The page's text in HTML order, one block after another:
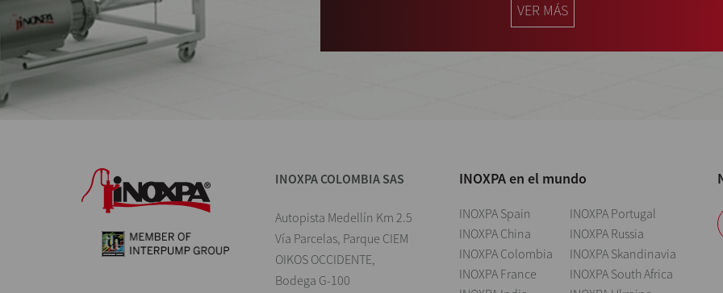
VER MÁS
INOXPA COLOMBIA SAS
Autopista Medellín Km 2.5
Vía Parcelas, Parque CIEM
OIKOS OCCIDENTE,
Bodega G-100
INOXPA en el mundo
INOXPA Spain
INOXPA China
INOXPA Colombia
INOXPA France
INOXPA Portugal
INOXPA Russia
INOXPA Skandinavia
INOXPA South Africa